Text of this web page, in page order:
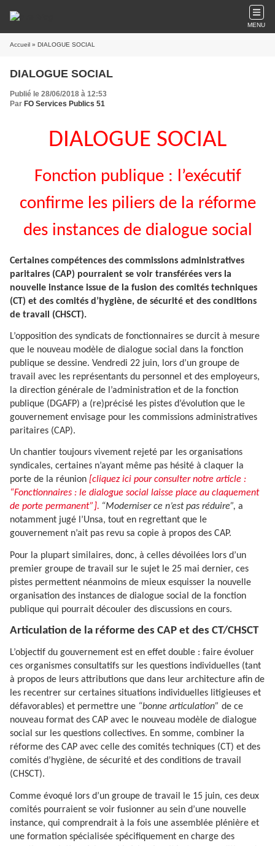
MENU
Accueil » DIALOGUE SOCIAL
DIALOGUE SOCIAL
Publié le 28/06/2018 à 12:53
Par FO Services Publics 51
DIALOGUE SOCIAL
Fonction publique : l’exécutif
confirme les piliers de la réforme
des instances de dialogue social
Certaines compétences des commissions administratives
paritaires (CAP) pourraient se voir transférées vers la
nouvelle instance issue de la fusion des comités techniques
(CT) et des comités d’hygiène, de sécurité et des conditions
de travail (CHSCT).
L’opposition des syndicats de fonctionnaires se durcit à mesure
que le nouveau modèle de dialogue social dans la fonction
publique se dessine. Vendredi 22 juin, lors d’un groupe de
travail avec les représentants du personnel et des employeurs,
la direction générale de l’administration et de la fonction
publique (DGAFP) a (re)précisé les pistes d’évolution que le
gouvernement envisage pour les commissions administratives
paritaires (CAP).
Un chantier toujours vivement rejeté par les organisations
syndicales, certaines n’ayant même pas hésité à claquer la
porte de la réunion [cliquez ici pour consulter notre article :
“Fonctionnaires : le dialogue social laisse place au claquement
de porte permanent”]. “Moderniser ce n’est pas réduire”, a
notamment jugé l’Unsa, tout en regrettant que le
gouvernement n’ait pas revu sa copie à propos des CAP.
Pour la plupart similaires, donc, à celles dévoilées lors d’un
premier groupe de travail sur le sujet le 25 mai dernier, ces
pistes permettent néanmoins de mieux esquisser la nouvelle
organisation des instances de dialogue social de la fonction
publique qui pourrait découler des discussions en cours.
Articulation de la réforme des CAP et des CT/CHSCT
L’objectif du gouvernement est en effet double : faire évoluer
ces organismes consultatifs sur les questions individuelles (tant
à propos de leurs attributions que dans leur architecture afin de
les recentrer sur certaines situations individuelles litigieuses et
défavorables) et permettre une “bonne articulation” de ce
nouveau format des CAP avec le nouveau modèle de dialogue
social sur les questions collectives. En somme, combiner la
réforme des CAP avec celle des comités techniques (CT) et des
comités d’hygiène, de sécurité et des conditions de travail
(CHSCT).
Comme évoqué lors d’un groupe de travail le 15 juin, ces deux
comités pourraient se voir fusionner au sein d’une nouvelle
instance, qui comprendrait à la fois une assemblée plénière et
une formation spécialisée spécifiquement en charge des